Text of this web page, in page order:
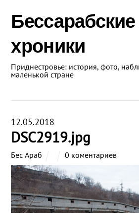
Бессарабские
хроники
Приднестровье: история, фото,
маленькой стране
12.05.2018
DSC2919.jpg
Бес Араб 0 коментариев